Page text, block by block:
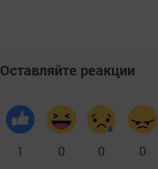
Оставляйте реакции
1 0 0 0